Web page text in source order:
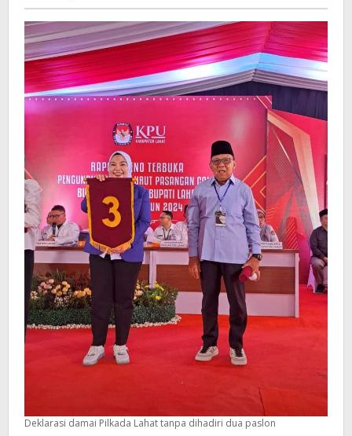
Lidyawati-
Haryanto
Tetap
Lanjutkan
Nomor
3
Deklarasi damai Pilkada Lahat tanpa dihadiri dua paslon